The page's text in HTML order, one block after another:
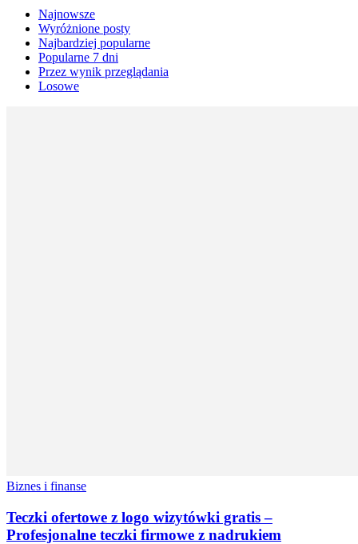
Najnowsze
Wyróżnione posty
Najbardziej popularne
Popularne 7 dni
Przez wynik przeglądania
Losowe
Biznes i finanse
Teczki ofertowe z logo wizytówki gratis –
Profesjonalne teczki firmowe z nadrukiem